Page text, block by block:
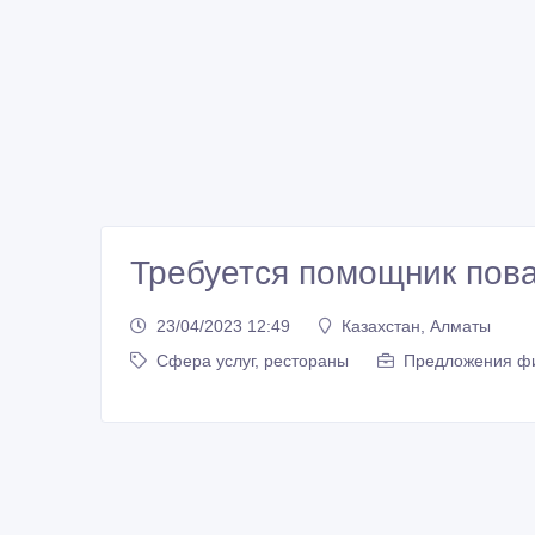
Требуется помощник
23/04/2023 12:49
Казахстан, Алматы
Сфера услуг, рестораны
Предложения